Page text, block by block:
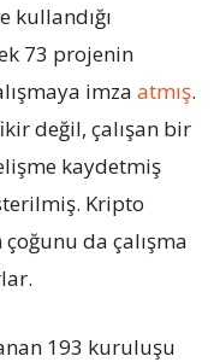
kullandığı
73 projenin
imza atmış.
değil, çalışan bir
kaydetmiş
Kripto
da çalışma
193 kuruluşu